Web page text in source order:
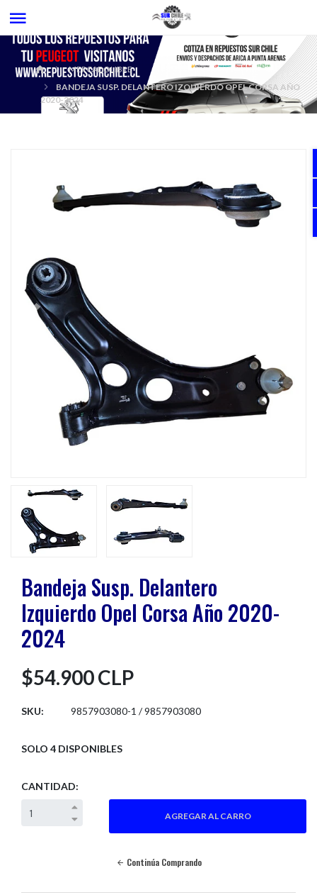
MERCADOLIBRE
BANDEJA SUSP. DELANTERO IZQUIERDO OPEL CORSA AÑO
2020-2024
Previous
Bandeja Susp. Delantero
Izquierdo Opel Corsa Año 2020-
2024
$54.900 CLP
SKU: 9857903080-1 / 9857903080
SOLO 4 DISPONIBLES
CANTIDAD:
Continúa Comprando